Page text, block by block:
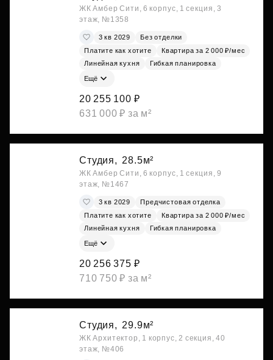
ЖК Амбер Сити, 6 корпус, 1 секция, 3
этаж, №1358
3 кв 2029
Без отделки
Платите как хотите
Квартира за 2 000 ₽/мес
Линейная кухня
Гибкая планировка
Ещё
20 255 100 ₽
631 000 ₽ за м²
Студия, 28.5м²
ЖК Амбер Сити, 6 корпус, 1 секция, 9
этаж, №1467
3 кв 2029
Предчистовая отделка
Платите как хотите
Квартира за 2 000 ₽/мес
Линейная кухня
Гибкая планировка
Ещё
20 256 375 ₽
710 750 ₽ за м²
Студия, 29.9м²
ЖК Архитектор, 1 корпус, 2 секция, 40
этаж, №406